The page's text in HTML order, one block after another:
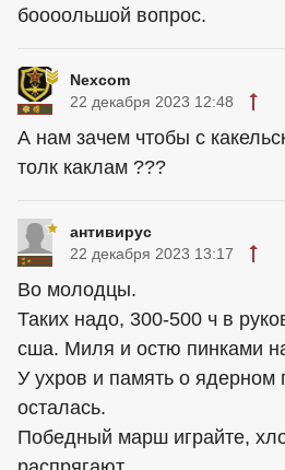
боооольшой вопрос.
Nexcom
22 декабря 2023 12:48
А нам зачем чтобы с
толк каклам ???
антивирус
22 декабря 2023 13:17
Во молодцы.
Таких надо, 300-500 ч в
сша. Миля и остю пинками
У ухров и память о ядерном
осталась.
Победный марш играйте,